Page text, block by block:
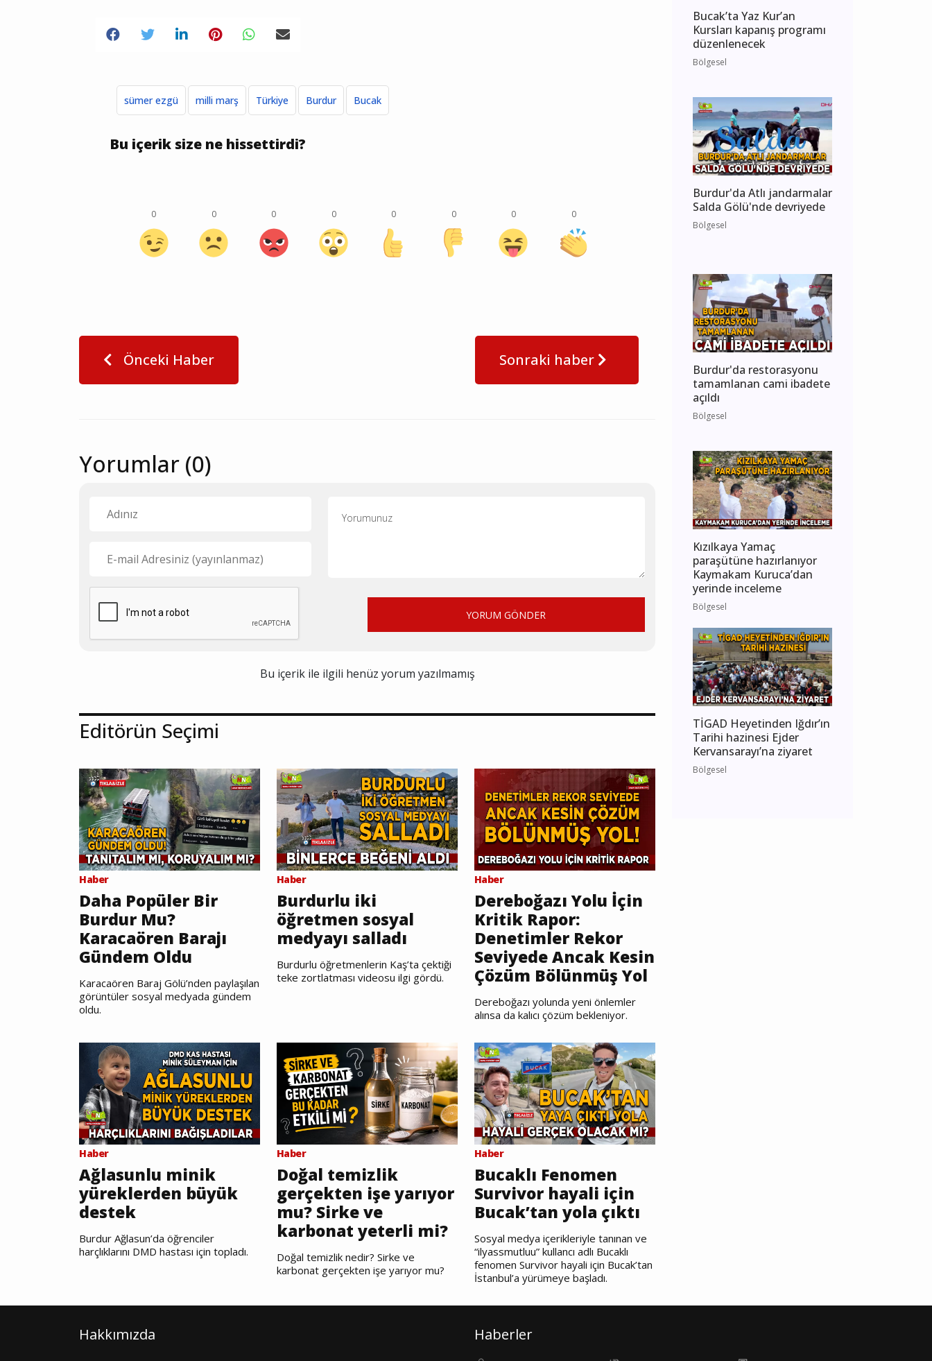
sümer ezgü milli marş Türkiye Burdur Bucak
Bu içerik size ne hissettirdi?
0 0 0 0 0 0 0 0
Önceki Haber Sonraki haber
Yorumlar (0)
YORUM GÖNDER
Bu içerik ile ilgili henüz yorum yazılmamış
Editörün Seçimi
Haber
Daha Popüler Bir
Burdur Mu?
Karacaören Barajı
Gündem Oldu
Karacaören Baraj Gölü’nden paylaşılan
görüntüler sosyal medyada gündem
oldu.
Haber
Burdurlu iki
öğretmen sosyal
medyayı salladı
Burdurlu öğretmenlerin Kaş’ta çektiği
teke zortlatması videosu ilgi gördü.
Haber
Dereboğazı Yolu İçin
Kritik Rapor:
Denetimler Rekor
Seviyede Ancak Kesin
Çözüm Bölünmüş Yol
Dereboğazı yolunda yeni önlemler
alınsa da kalıcı çözüm bekleniyor.
Haber
Ağlasunlu minik
yüreklerden büyük
destek
Burdur Ağlasun’da öğrenciler
harçlıklarını DMD hastası için topladı.
Haber
Doğal temizlik
gerçekten işe yarıyor
mu? Sirke ve
karbonat yeterli mi?
Doğal temizlik nedir? Sirke ve
karbonat gerçekten işe yarıyor mu?
Haber
Bucaklı Fenomen
Survivor hayali için
Bucak’tan yola çıktı
Sosyal medya içerikleriyle tanınan ve
“ilyassmutluu” kullancı adlı Bucaklı
fenomen Survivor hayali için Bucak’tan
İstanbul’a yürümeye başladı.
Bucak’ta Yaz Kur’an
Kursları kapanış programı
düzenlenecek
Bölgesel
Burdur'da Atlı jandarmalar
Salda Gölü'nde devriyede
Bölgesel
Burdur'da restorasyonu
tamamlanan cami ibadete
açıldı
Bölgesel
Kızılkaya Yamaç
paraşütüne hazırlanıyor
Kaymakam Kuruca’dan
yerinde inceleme
Bölgesel
TİGAD Heyetinden Iğdır’ın
Tarihi hazinesi Ejder
Kervansarayı’na ziyaret
Bölgesel
Hakkımızda Haberler